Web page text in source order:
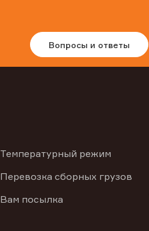
Вопросы и ответы
Температурный режим
Перевозка сборных грузов
Вам посылка